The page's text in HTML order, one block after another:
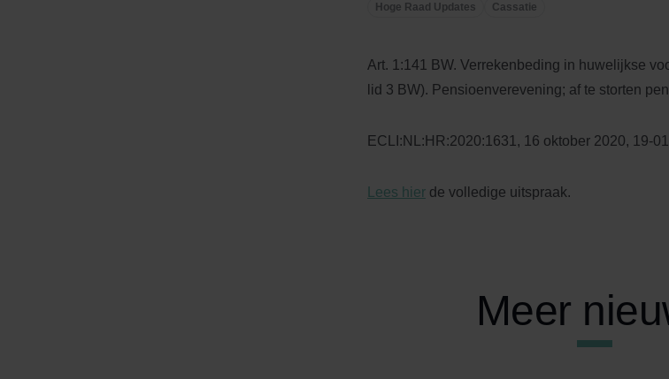
Hoge Raad Updates Cassatie
Art. 1:141 BW. Verrekenbeding in huwelijkse
lid 3 BW). Pensioenverevening; af te storten
ECLI:NL:HR:2020:1631, 16 oktober 2020, 19-
Lees hier de volledige uitspraak.
Meer